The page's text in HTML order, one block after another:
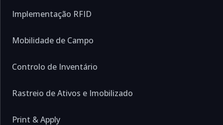
Implementação RFID
Mobilidade de Campo
Controlo de Inventário
Rastreio de Ativos e Imobilizado
Print & Apply